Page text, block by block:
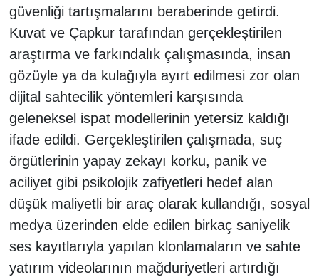
güvenliği tartışmalarını beraberinde getirdi.
Kuvat ve Çapkur tarafından gerçekleştirilen
araştırma ve farkındalık çalışmasında, insan
gözüyle ya da kulağıyla ayırt edilmesi zor olan
dijital sahtecilik yöntemleri karşısında
geleneksel ispat modellerinin yetersiz kaldığı
ifade edildi. Gerçekleştirilen çalışmada, suç
örgütlerinin yapay zekayı korku, panik ve
aciliyet gibi psikolojik zafiyetleri hedef alan
düşük maliyetli bir araç olarak kullandığı, sosyal
medya üzerinden elde edilen birkaç saniyelik
ses kayıtlarıyla yapılan klonlamaların ve sahte
yatırım videolarının mağduriyetleri artırdığı